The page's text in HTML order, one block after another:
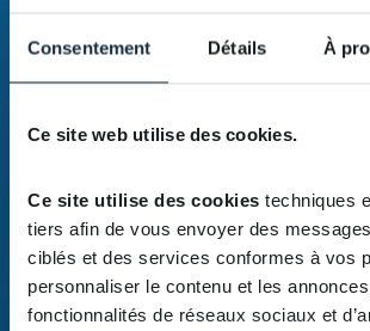
Consentement Détails À
Ce site web utilise des cookies.
Ce site utilise des cookies techniques
tiers afin de vous envoyer des
ciblés et des services conformes à vos
personnaliser le contenu et les
fonctionnalités de réseaux sociaux et